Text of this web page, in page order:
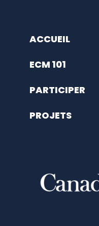
ACCUEIL
ECM 101
PARTICIPER
PROJETS